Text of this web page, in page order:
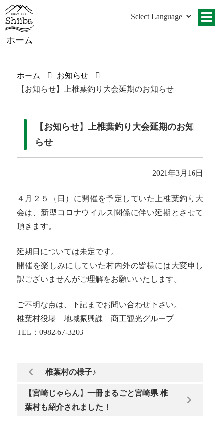
ホーム
ホーム
お知らせ
【お知らせ】上椎葉釣り大会延期のお知らせ
【お知らせ】上椎葉釣り大会延期のお知
らせ
2021年3月16日
４月２５（日）に開催を予定していた上椎葉釣り大
会は、新型コロナウイルス関係に伴い延期とさせて
頂きます。
延期日については未定です。
開催を楽しみにしていた村内外の皆様には大変申し
訳ございませんがご理解をお願いいたします。
ご不明な点は、下記までお問い合わせ下さい。
椎葉村役場 地域振興課 商工観光グループ
TEL：0982-67-3203
椎葉村の様子♪
【宮崎じゃらん】一冊まるごと宮崎県 椎
葉村も紹介されました！